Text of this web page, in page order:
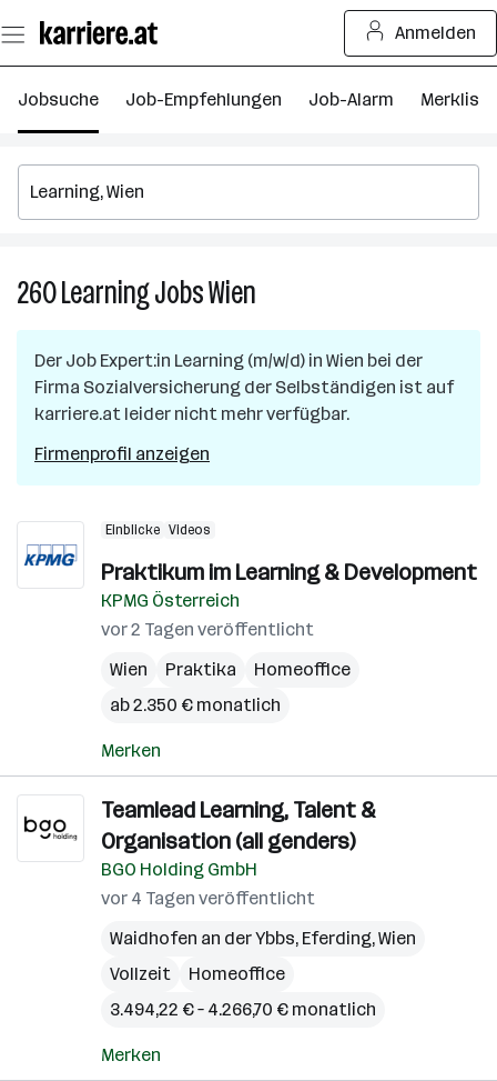
Seiteninhalt
springen
Anmelden
Jobsuche Job-Empfehlungen Job-Alarm Merkliste
260LearningJobsWien
in
Wien
Der Job Expert:in Learning (m/w/d) in Wien bei der
Firma Sozialversicherung der Selbständigen ist auf
karriere.at leider nicht mehr verfügbar.
Firmenprofil anzeigen
Einblicke Videos
Praktikum im Learning & Development
KPMG Österreich
vor 2 Tagen veröffentlicht
Wien
Praktika
Homeoffice
ab 2.350 € monatlich
Merken
Teamlead Learning, Talent &
Organisation (all genders)
BGO Holding GmbH
vor 4 Tagen veröffentlicht
Waidhofen an der Ybbs, Eferding,Wien
Vollzeit
Homeoffice
3.494,22 € – 4.266,70 € monatlich
Merken